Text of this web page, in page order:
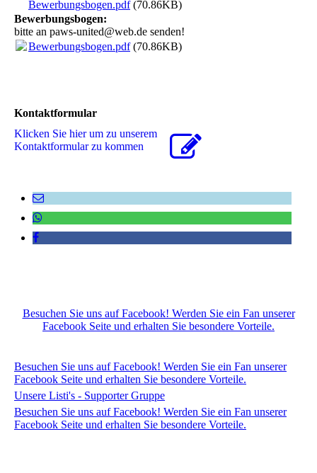
Bewerbungsbogen.pdf(70.86KB)
Bewerbungsbogen:
bitte an paws-united@web.de senden!
Bewerbungsbogen.pdf(70.86KB)
Kontaktformular
Klicken Sie hier um zu unserem
Kon­takt­for­mu­lar zu kommen
Besuchen Sie uns auf Facebook! Werden Sie ein Fan unserer
Facebook Seite und erhalten Sie besondere Vorteile.
Besuchen Sie uns auf Facebook! Werden Sie ein Fan unserer
Facebook Seite und erhalten Sie besondere Vorteile.
Unsere Listi's - Supporter Gruppe
Besuchen Sie uns auf Facebook! Werden Sie ein Fan unserer
Facebook Seite und erhalten Sie besondere Vorteile.